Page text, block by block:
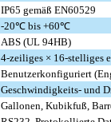
IP65 gemäß EN60529
-20℃ bis +60℃
ABS (UL 94HB)
4-zeiliges × 16-stelliges
Benutzerkonfiguriert
Geschwindigkeits- und
Gallonen, Kubikfuß,